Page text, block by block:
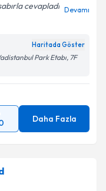
cevapladı Devamı
Haritada Göster
Park Etabı, 7F
Daha Fazla